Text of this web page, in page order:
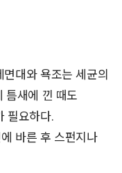
대와 욕조는 세균의
틈새에 낀 때도
필요하다.
바른 후 스펀지나